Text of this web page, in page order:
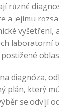
různé
a jejímu
vyšetření,
laboratorní
diagnóza,
plán, který
se odvíjí